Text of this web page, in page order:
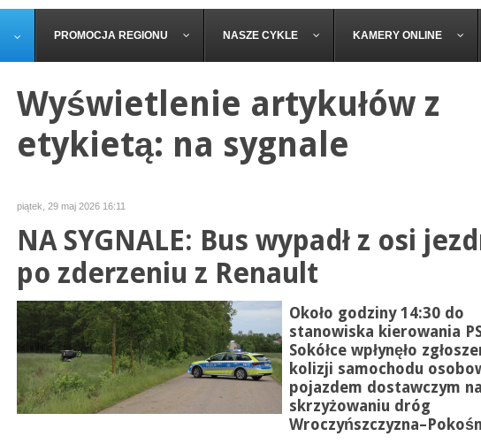
PROMOCJA REGIONU NASZE CYKLE KAMERY ONLINE
Wyświetlenie artykułów z
etykietą: na sygnale
piątek, 29 maj 2026 16:11
NA SYGNALE: Bus wypadł z osi
po zderzeniu z Renault
Około godziny 14:30 do
stanowiska kierowania
Sokółce wpłynęło
kolizji samochodu
pojazdem dostawczym na
skrzyżowaniu dróg